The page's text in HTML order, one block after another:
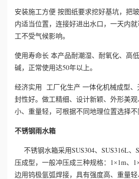
程
新
安装施工方便 按图纸要求挖好基坑，把
内适当位置，连接好进出水口，一天内
工不受气候影响。
使用寿命长 本产品耐潮湿、耐氧化、高
碱，正常使用达50年以上。
经济实用 工厂化生产 一体化机械成型
封性好。做工精细、设计新颖、外形美
小、重量轻，可根据不同地理位置选择不
不锈钢雨水箱
不锈钢水箱采用SUS304、 SUS316L、
压成型，一般冲压成三种规格：
1 × 1m、 1
边用钨极氩弧焊接，具有强度高、重量